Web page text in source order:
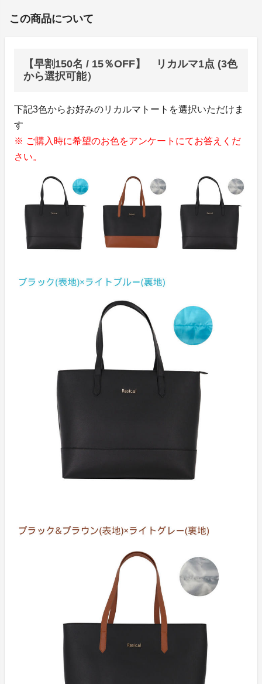
この商品について
【早割150名 / 15％OFF】 リカルマ1点 (3色
から選択可能）
下記3色からお好みのリカルマトートを選択いただけま
す
※ ご購入時に希望のお色をアンケートにてお答えくだ
さい。